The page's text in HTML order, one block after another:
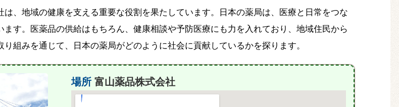
、地域の健康を支える重要な役割を果たしています。日本の薬局は、医療と日常をつな
す。医薬品の供給はもちろん、健康相談や予防医療にも力を入れており、地域住民から
組みを通じて、日本の薬局がどのように社会に貢献しているかを探ります。
場所富山薬品株式会社